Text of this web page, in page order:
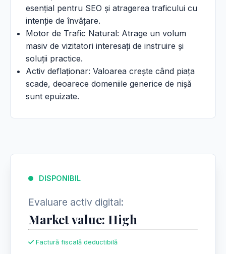
esențial pentru SEO și atragerea traficului cu
intenție de învățare.
Motor de Trafic Natural: Atrage un volum
masiv de vizitatori interesați de instruire și
soluții practice.
Activ deflaționar: Valoarea crește când piața
scade, deoarece domeniile generice de nișă
sunt epuizate.
DISPONIBIL
Evaluare activ digital:
Market value: High
Factură fiscală deductibilă